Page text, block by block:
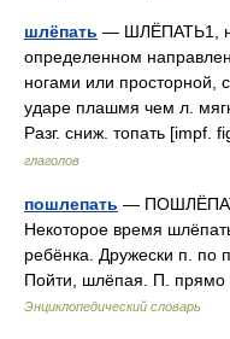
шлёпать — ШЛЁПАТЬ1,
определенном
ногами или просторной,
ударе плашмя чем л.
Разг. сниж. топать [impf.
глаголов
пошлепать —
Некоторое время
ребёнка. Дружески п. по
Пойти, шлёпая. П.
Энциклопедический словарь